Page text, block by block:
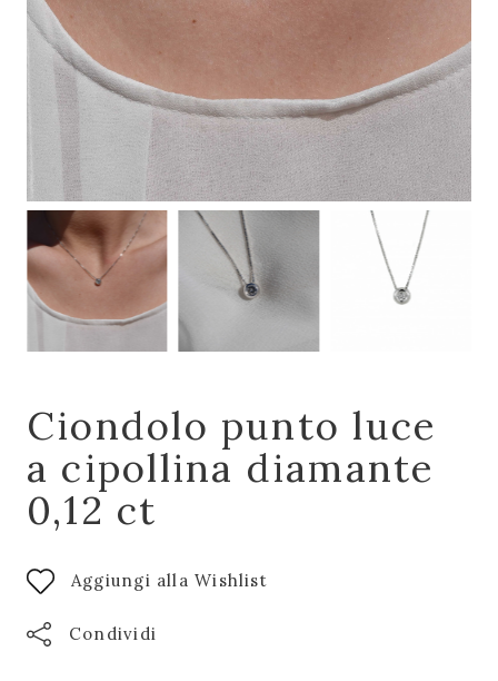
Ciondolo punto luce
a cipollina diamante
0,12 ct
Aggiungi alla Wishlist
Condividi